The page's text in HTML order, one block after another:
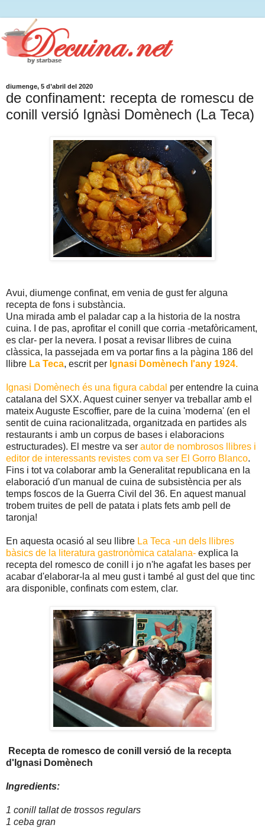
diumenge, 5 d’abril del 2020
de confinament: recepta de romescu de
conill versió Ignàsi Domènech (La Teca)
Avui, diumenge confinat, em venia de gust fer alguna
recepta de fons i substància.
Una mirada amb el paladar cap a la historia de la nostra
cuina. I de pas, aprofitar el conill que corria -metafòricament,
es clar- per la nevera. I posat a revisar llibres de cuina
clàssica, la passejada em va portar fins a la pàgina 186 del
llibre La Teca, escrit per Ignasi Domènech l'any 1924.
Ignasi Domènech és una figura cabdal per entendre la cuina
catalana del SXX. Aquest cuiner senyer va treballar amb el
mateix Auguste Escoffier, pare de la cuina 'moderna' (en el
sentit de cuina racionalitzada, organitzada en partides als
restaurants i amb un corpus de bases i elaboracions
estructurades). El mestre va ser autor de nombrosos llibres i
editor de interessants revistes com va ser El Gorro Blanco.
Fins i tot va colaborar amb la Generalitat republicana en la
elaboració d'un manual de cuina de subsistència per als
temps foscos de la Guerra Civil del 36. En aquest manual
trobem truites de pell de patata i plats fets amb pell de
taronja!
En aquesta ocasió al seu llibre La Teca -un dels llibres
bàsics de la literatura gastronòmica catalana- explica la
recepta del romesco de conill i jo n'he agafat les bases per
acabar d'elaborar-la al meu gust i també al gust del que tinc
ara disponible, confinats com estem, clar.
Recepta de romesco de conill versió de la recepta
d'Ignasi Domènech
Ingredients:
1 conill tallat de trossos regulars
1 ceba gran